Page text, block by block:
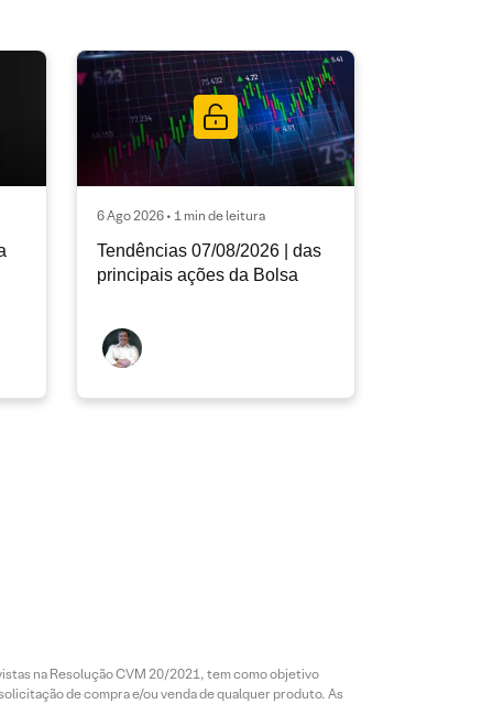
6 Ago 2026 • 1 min de leitura
Tendências 07/08/2026 | das
principais ações da Bolsa
na Resolução CVM 20/2021, tem como objetivo
de compra e/ou venda de qualquer produto. As